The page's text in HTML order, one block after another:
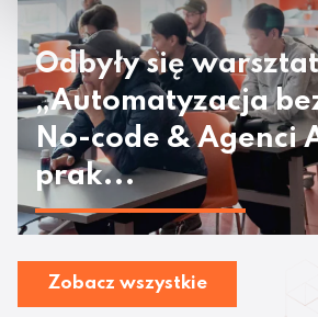
Odbyły się
„Automatyzacja
No-code & Agenci
prak...
Zobacz wszystkie